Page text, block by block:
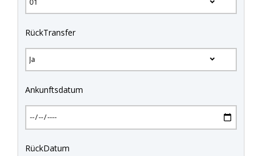
RückTransfer
Ankunftsdatum
RückDatum